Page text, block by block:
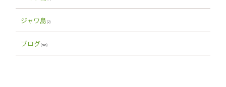
ジャワ島(2)
ブログ(686)